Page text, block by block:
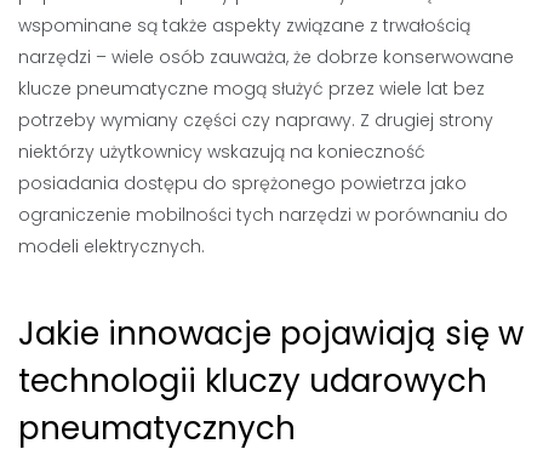
wspominane są także aspekty związane z trwałością
narzędzi – wiele osób zauważa, że dobrze konserwowane
klucze pneumatyczne mogą służyć przez wiele lat bez
potrzeby wymiany części czy naprawy. Z drugiej strony
niektórzy użytkownicy wskazują na konieczność
posiadania dostępu do sprężonego powietrza jako
ograniczenie mobilności tych narzędzi w porównaniu do
modeli elektrycznych.
Jakie innowacje pojawiają się w
technologii kluczy udarowych
pneumatycznych